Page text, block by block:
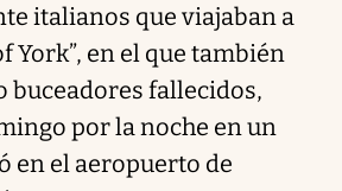
italianos que viajaban a
York”, en el que también
buceadores fallecidos,
por la noche en un
en el aeropuerto de